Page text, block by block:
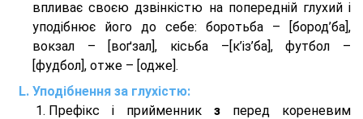
впливає своєю дзвінкістю на попередній глухий і
уподібнює його до себе: боротьба – [бород’ба],
вокзал – [воґзал], кісьба –[к’із’ба], футбол –
[фудбол], отже – [одже].
Уподібнення за глухістю:
Префікс і прийменник з перед кореневим